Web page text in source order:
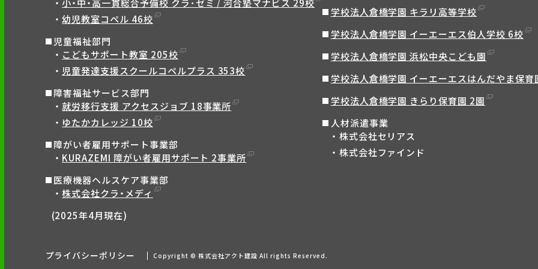
小・中・高一貫総合予備校 クラ･ゼミ / 河合塾マナビス 29校
幼児教室コペル 46校
児童福祉部門
こどもサポート教室 205校
児童発達支援スクールコペルプラス 353校
障害福祉サービス部門
就労移行支援 アクセスジョブ 18事業所
ゆたかカレッジ 10校
障がい者雇用サポート事業部
KURAZEMI 障がい者雇用サポート 2事業所
医療機器ヘルスケア事業部
株式会社クラ・メディ
(2025年4月現在)
学校法人倉橋学園 キラリ高等学校
学校法人倉橋学園 イーエーエス伯人学校 6校
学校法人倉橋学園 浜松中央こども園
学校法人倉橋学園 イーエーエスはんだやま保育
学校法人倉橋学園 きらり保育園 2園
人材派遣事業
株式会社セリアス
株式会社ファインド
プライバシーポリシー Copyright © 株式会社アクト建設 All rights Reserved.